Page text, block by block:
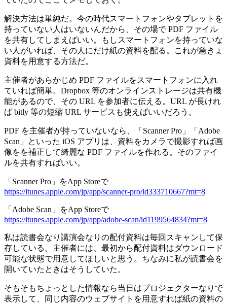
解決方法は単純だ。今の時代スマートフォンやタブレットを
持っていない人はいないんだから、その場で PDF ファイル
を共有してしまえばいい。もしスマートフォンを持っていな
い人がいれば、その人にだけ紙の資料を配る。これが急きょ
資料を用意する方法だ。
主催者があらかじめ PDF ファイルをスマートフォンに入れ
ていれば簡単。Dropbox 等のオンラインストレージは共有機
能があるので、その URL を参加者に伝える。URL が長けれ
ば bitly 等の短縮 URL サービスも使えばいいだろう。
PDF を主催者が持っていないなら、「Scanner Pro」「Adobe
Scan」といった iOS アプリは、資料をカメラで撮影すれば画
像をを補正して綺麗な PDF ファイルを作れる。そのファイ
ルを共有すればいい。
「Scanner Pro」をApp Storeで
https://itunes.apple.com/jp/app/scanner-pro/id333710667?mt=8
「Adobe Scan」をApp Storeで
https://itunes.apple.com/jp/app/adobe-scan/id1199564834?mt=8
私は読書会なり講演会なりの配付資料は毎回スキャンして保
存している。主催者には、最初から配付資料はダウンロード
可能な状態で用意してほしいと思う。ちなみに私が読書会を
開いていたときはそうしていた。
そもそもちょっとした情報なら当日はプロジェクターなりで
表示して、同じ内容のウェブサイトを用意すれば紙の資料の